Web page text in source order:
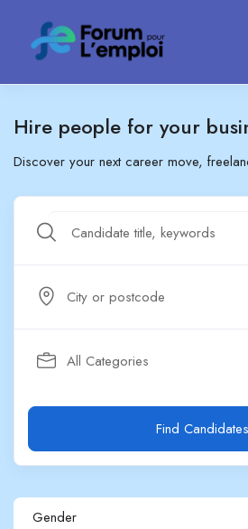
Hire people for your
Discover your next career move,
City or postcode
All Categories
Find Candidates
Gender